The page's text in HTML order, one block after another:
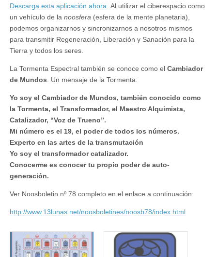
Descarga esta aplicación ahora . Al utilizar el ciberespacio como
un vehículo de la noosfera (esfera de la mente planetaria),
podemos organizarnos y sincronizarnos a nosotros mismos
para transmitir Regeneración, Liberación y Sanación para la
Tierra y todos los seres.
La Tormenta Espectral también se conoce como el Cambiador
de Mundos . Un mensaje de la Tormenta:
Yo soy el Cambiador de Mundos, también conocido como
la Tormenta, el Transformador, el Maestro Alquimista,
Catalizador, “Voz de Trueno”.
Mi número es el 19, el poder de todos los números.
Experto en las artes de la transmutación
Yo soy el transformador catalizador.
Conocerme es conocer tu propio poder de auto-
generación.
Ver Noosboletin nº 78 completo en el enlace a continuación:
http://www.13lunas.net/noosboletines/noosb78/index.html